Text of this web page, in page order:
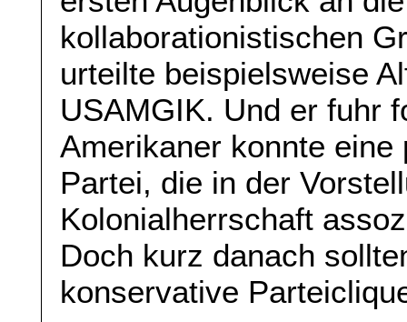
kollaborationistischen
urteilte beispielsweise
USAMGIK. Und er fuhr
Amerikaner konnte
Partei, die in der
Kolonialherrschaft
Doch kurz danach
konservative